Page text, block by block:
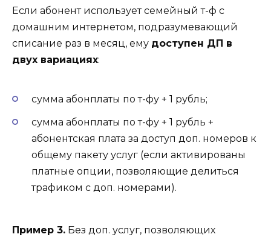
Если абонент использует семейный т-ф с
домашним интернетом, подразумевающий
списание раз в месяц, ему доступен ДП в
двух вариациях:
сумма абонплаты по т-фу + 1 рубль;
сумма абонплаты по т-фу + 1 рубль +
абонентская плата за доступ доп. номеров к
общему пакету услуг (если активированы
платные опции, позволяющие делиться
трафиком с доп. номерами).
Пример 3. Без доп. услуг, позволяющих